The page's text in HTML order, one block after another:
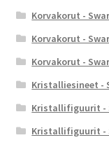
Korvakorut -
Korvakorut -
Korvakorut -
Kristalliesineet -
Kristallifiguurit -
Kristallifiguurit -